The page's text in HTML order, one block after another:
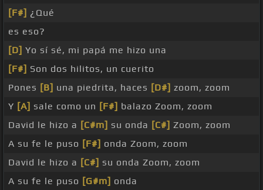
[F#] ¿Qué
es eso?
[D] Yo sí sé, mi papá me hizo una
[F#] Son dos hilitos, un cuerito
Pones [B] una piedrita, haces [D#] zoom, zoom
Y [A] sale como un [F#] balazo Zoom, zoom
David le hizo a [C#m] su onda [C#] Zoom, zoom
A su fe le puso [F#] onda Zoom, zoom
David le hizo a [C#] su onda Zoom, zoom
A su fe le puso [G#m] onda